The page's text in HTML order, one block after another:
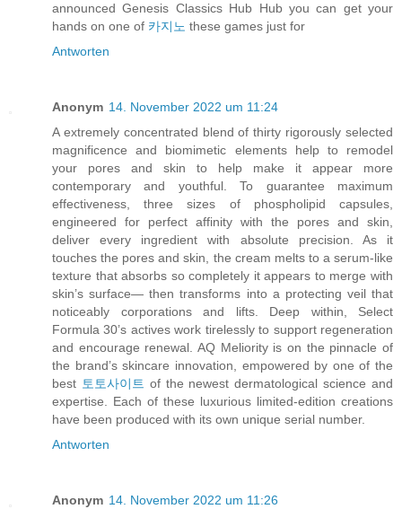
announced Genesis Classics Hub Hub you can get your
hands on one of 카지노 these games just for
Antworten
Anonym 14. November 2022 um 11:24
A extremely concentrated blend of thirty rigorously selected
magnificence and biomimetic elements help to remodel
your pores and skin to help make it appear more
contemporary and youthful. To guarantee maximum
effectiveness, three sizes of phospholipid capsules,
engineered for perfect affinity with the pores and skin,
deliver every ingredient with absolute precision. As it
touches the pores and skin, the cream melts to a serum-like
texture that absorbs so completely it appears to merge with
skin’s surface— then transforms into a protecting veil that
noticeably corporations and lifts. Deep within, Select
Formula 30’s actives work tirelessly to support regeneration
and encourage renewal. AQ Meliority is on the pinnacle of
the brand’s skincare innovation, empowered by one of the
best 토토사이트 of the newest dermatological science and
expertise. Each of these luxurious limited-edition creations
have been produced with its own unique serial number.
Antworten
Anonym 14. November 2022 um 11:26